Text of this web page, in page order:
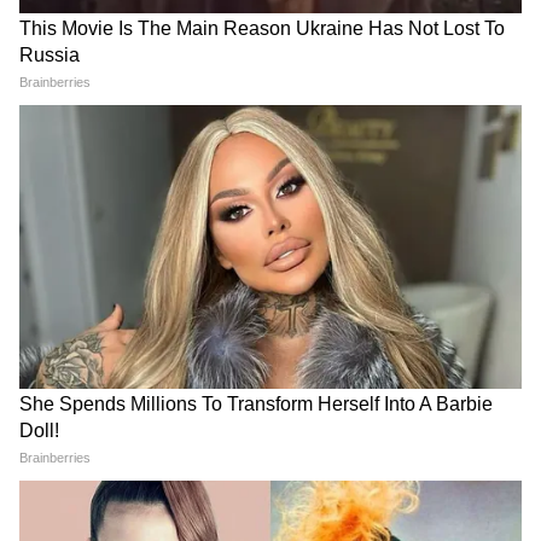
NEET PG 2026 में बड़े बदलाव!
शिफ्ट से लेकर समय, शहर और
सुरक्षा तक...जानिए इस बार क्या-क्या
किन परीक्षाओं पर होगा लागू? जानिए
10 बड़े सवालों के जवाब
Baramati Airport Plane Crash Video :
रनवे पर फिसला ट्रेनी विमान, 8 माह में तीसरा
हादसा
Jharkhand Student Protest: छात्रों के
समर्थन में Jairam Mahato ने किया अनशन,
सुनिए क्या कहा?